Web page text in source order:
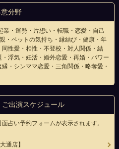
分野
業・運勢・片想い・転職・恋愛・自己
・ペットの気持ち・縁結び・健康・年
性愛・相性・不登校・対人関係・結
浮気・妊活・婚外恋愛・再婚・パワー
・シンママ恋愛・三角関係・略奪愛・
出演スケジュール
占い予約フォームが表示されます。
通店】